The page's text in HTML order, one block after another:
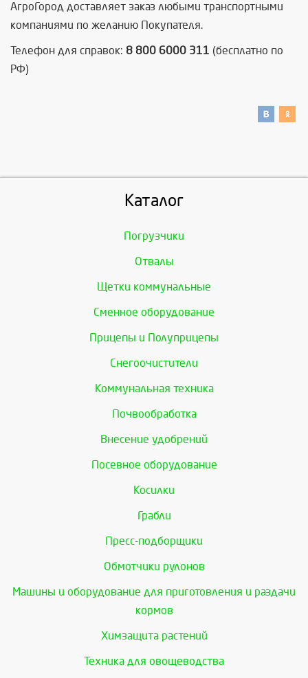
АгроГород доставляет заказ любыми транспортными
компаниями по желанию Покупателя.
Телефон для справок: 8 800 6000 311 (бесплатно по
РФ)
Каталог
Погрузчики
Отвалы
Щетки коммунальные
Сменное оборудование
Прицепы и Полуприцепы
Снегоочистители
Коммунальная техника
Почвообработка
Внесение удобрений
Посевное оборудование
Косилки
Грабли
Пресс-подборщики
Обмотчики рулонов
Машины и оборудование для приготовления и раздачи
кормов
Химзащита растений
Техника для овощеводства